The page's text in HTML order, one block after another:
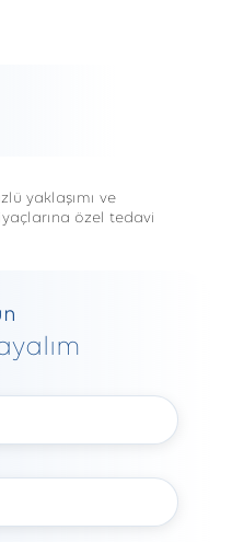
yaklaşımı ve
özel tedavi